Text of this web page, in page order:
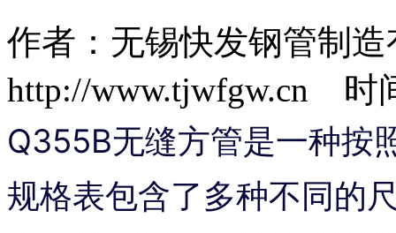
作者：无锡快发钢管制
http://www.tjwfgw.cn 时
Q355B无缝方管是一种按
规格表包含了多种不同的